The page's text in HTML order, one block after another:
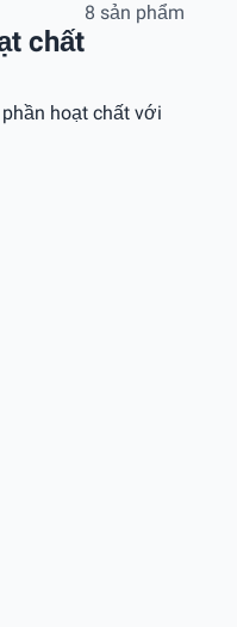
chất
8 sản phẩm
hoạt chất với